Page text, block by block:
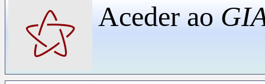
⚝ Aceder ao